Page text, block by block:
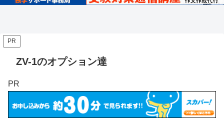
PR
ZV-1のオプション達
PR